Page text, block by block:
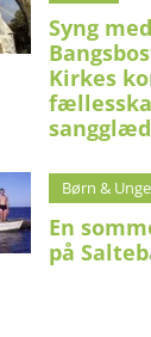
Syng
Kirkes
Børn & Unge
En
på